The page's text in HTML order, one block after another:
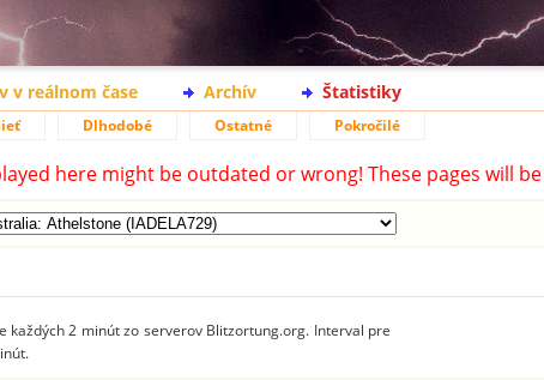
v reálnom čase Archív Štatistiky
Dlhodobé Ostatné Pokročilé
here might be outdated or wrong! These pages will
každých 2 minút zo serverov Blitzortung.org. Interval pre